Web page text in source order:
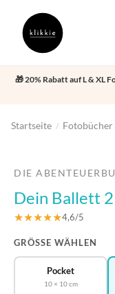
🎁 20% Rabatt auf L & XL
Startseite / Fotobücher
DIE
Dein Ballett
★★★★★4,6/5
GRÖSSE WÄHLEN
Pocket
10 × 10 cm